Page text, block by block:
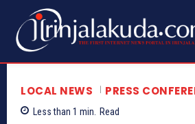
LOCAL NEWS PRESS
Less than 1 min. Read